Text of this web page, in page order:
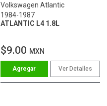
Volkswagen Atlantic
1984-1987
ATLANTIC L4 1.8L
$9.00 MXN
Ver Detalles